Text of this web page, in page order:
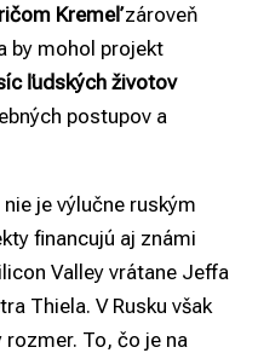
Kremeľzároveň
by mohol projekt
ľudských životov
postupov a
je výlučne ruským
financujú aj známi
Valley vrátane Jeffa
Thiela. V Rusku však
To, čo je na